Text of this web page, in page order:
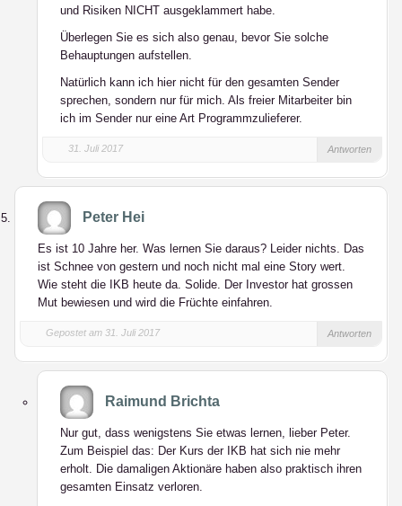
und Risiken NICHT ausgeklammert habe.
Überlegen Sie es sich also genau, bevor Sie solche
Behauptungen aufstellen.
Natürlich kann ich hier nicht für den gesamten Sender
sprechen, sondern nur für mich. Als freier Mitarbeiter bin
ich im Sender nur eine Art Programmzulieferer.
31. Juli 2017 Antworten
Peter Hei
Es ist 10 Jahre her. Was lernen Sie daraus? Leider nichts. Das
ist Schnee von gestern und noch nicht mal eine Story wert.
Wie steht die IKB heute da. Solide. Der Investor hat grossen
Mut bewiesen und wird die Früchte einfahren.
Gepostet am 31. Juli 2017 Antworten
Raimund Brichta
Nur gut, dass wenigstens Sie etwas lernen, lieber Peter.
Zum Beispiel das: Der Kurs der IKB hat sich nie mehr
erholt. Die damaligen Aktionäre haben also praktisch ihren
gesamten Einsatz verloren.